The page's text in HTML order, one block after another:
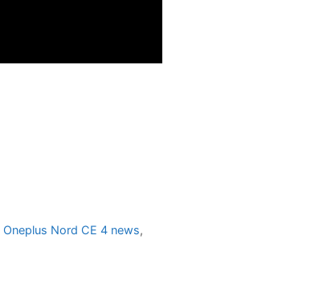
Oneplus Nord CE 4 news,